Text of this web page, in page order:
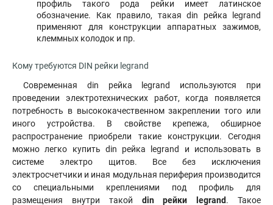
профиль такого рода рейки имеет латинское
обозначение. Как правило, такая din рейка legrand
применяют для конструкции аппаратных зажимов,
клеммных колодок и пр.
Кому требуются DIN рейки legrand
Современная din рейка legrand используются при
проведении электротехнических работ, когда появляется
потребность в высококачественном закреплении того или
иного устройства. В свойстве крепежа, обширное
распространение приобрели такие конструкции. Сегодня
можно легко купить din рейка legrand и использовать в
системе электро щитов. Все без исключения
электросчетчики и иная модульная периферия производится
со специальными креплениями под профиль для
размещения внутри такой din рейки legrand. Такое